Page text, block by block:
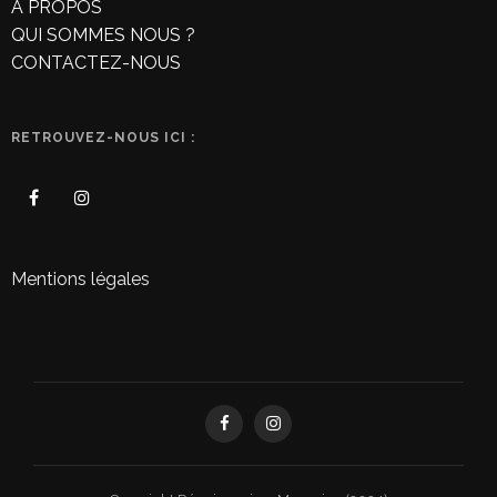
À PROPOS
QUI SOMMES NOUS ?
CONTACTEZ-NOUS
RETROUVEZ-NOUS ICI :
Mentions légales